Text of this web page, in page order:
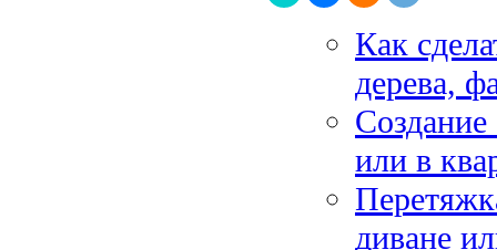
Как
дерева,
Создание
или в
диване